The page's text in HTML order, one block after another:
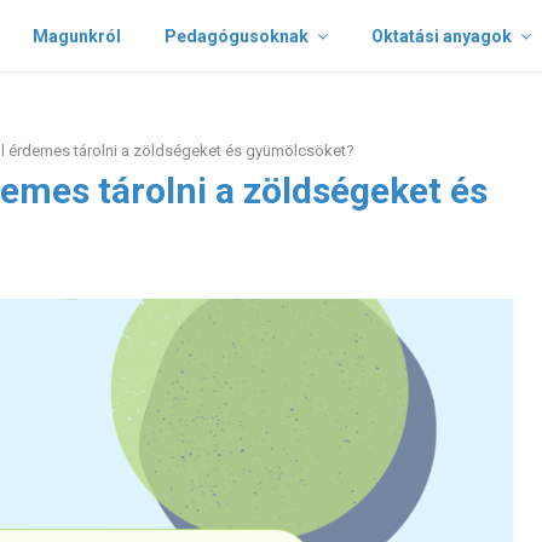
Magunkról Pedagógusoknak Oktatási anyagok
érdemes tárolni a zöldségeket és gyümölcsöket?
tárolni a zöldségeket és